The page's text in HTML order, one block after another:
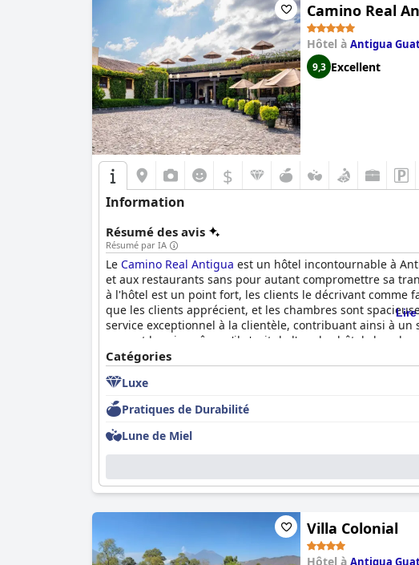
Camino Real
Hôtel à Antigua
9,3 Excellent
$
Information
Résumé des avis
Résumé par IA
Le Camino Real Antigua est un hôtel incontournable à
et aux restaurants sans pour autant compromettre sa
à l'hôtel est un point fort, les clients le décrivant comme
que les clients apprécient, et les chambres sont
service exceptionnel à la clientèle, contribuant ainsi à un
en vaut le prix, même s'il s'agit de l'un des hôtels les
souhaitant revenir pour vivre d'autres expériences
Lire
Catégories
Luxe
Pratiques de Durabilité
Lune de Miel
Villa Colonial
Hôtel à Antigua